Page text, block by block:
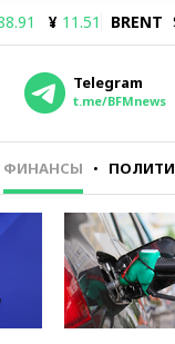
¥ 11.51 BRENT
Telegram
t.me/BFMnews
ФИНАНСЫ